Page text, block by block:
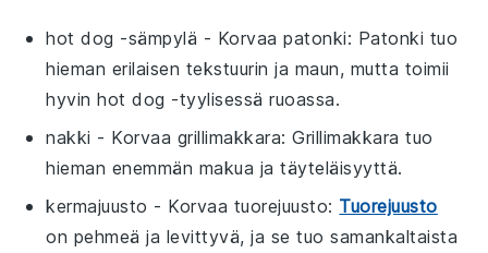
hot dog -sämpylä - Korvaapatonki: Patonki tuo
hieman erilaisen tekstuurin ja maun, mutta toimii
hyvinhot dog -tyylisessä ruoassa.
nakki - Korvaa grillimakkara: Grillimakkara tuo
hieman enemmän makua ja täyteläisyyttä.
kermajuusto - Korvaa tuorejuusto: Tuorejuusto
on pehmeä ja levittyvä, ja se tuo samankaltaista